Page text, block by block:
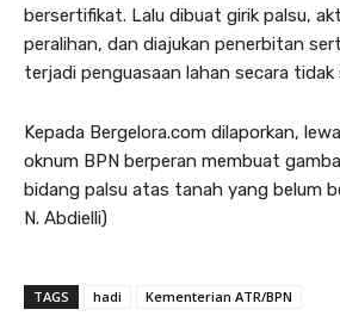
bersertifikat. Lalu dibuat girik palsu,
peralihan, dan diajukan penerbitan
terjadi penguasaan lahan secara tidak
Kepada Bergelora.com dilaporkan,
oknum BPN berperan membuat
bidang palsu atas tanah yang belum
N. Abdielli)
TAGS hadi Kementerian ATR/BPN